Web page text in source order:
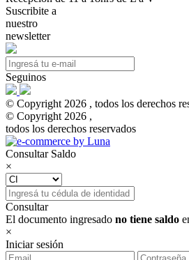
Suscribite a
nuestro
newsletter
Seguinos
© Copyright 2026 , todos los derechos
© Copyright 2026 ,
todos los derechos reservados
Consultar Saldo
×
Consultar
El documento ingresado no tiene saldo
×
Iniciar sesión